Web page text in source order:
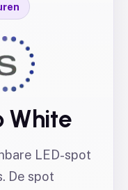
White
LED-spot
De spot